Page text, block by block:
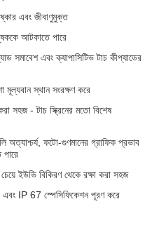
এবং জীবাণুমুক্ত
আটকাতে পারে
সমাবেশ এবং ক্যাপাসিটিভ টাচ কীপ্যাডের
স্থান সংরক্ষণ করে
সহজ - টাচ স্ক্রিনের মতো বিশেষ
অত্যাশ্চর্য, ফটো-গুণমানের গ্রাফিক প্রভাব
পারে
ইউভি বিকিরণ থেকে রক্ষা করা সহজ
IP 67 স্পেসিফিকেশন পূরণ করে